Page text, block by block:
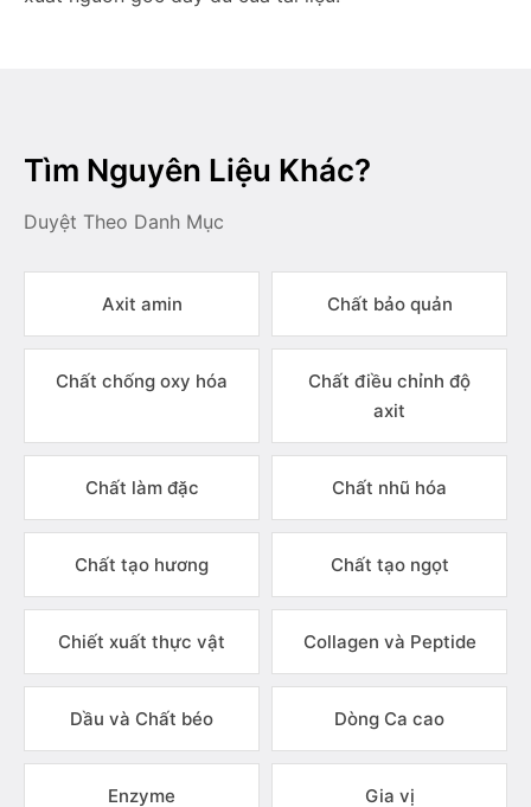
Tìm Nguyên Liệu Khác?
Duyệt Theo Danh Mục
Axit amin Chất bảo quản
Chất chống oxy hóa
Chất điều chỉnh độ
axit
Chất làm đặc Chất nhũ hóa
Chất tạo hương Chất tạo ngọt
Chiết xuất thực vật Collagen và Peptide
Dầu và Chất béo Dòng Ca cao
Enzyme Gia vị